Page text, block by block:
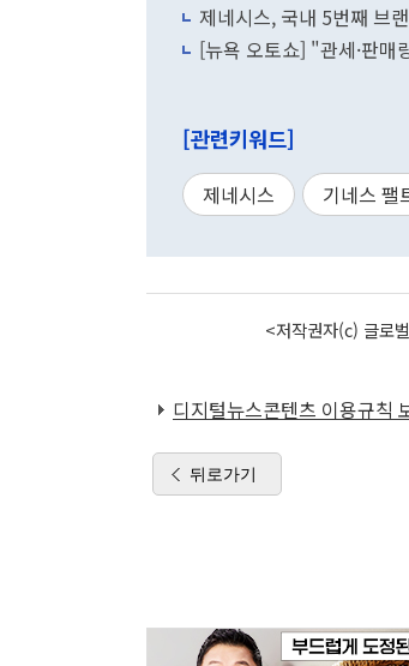
제네시스, 국내 5번째 브
[뉴욕 오토쇼] "관세·판
[관련키워드]
제네시스 기네스 팰
<저작권자(c) 글로
디지털뉴스콘텐츠 이용규칙
뒤로가기